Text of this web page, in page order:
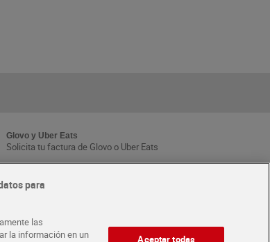
Glovo y Uber Eats
Solicita tu factura de Glovo o Uber Eats
¡Solicita tu tarjeta de crédito aquí!
para
las
la información en un
Aceptar todas